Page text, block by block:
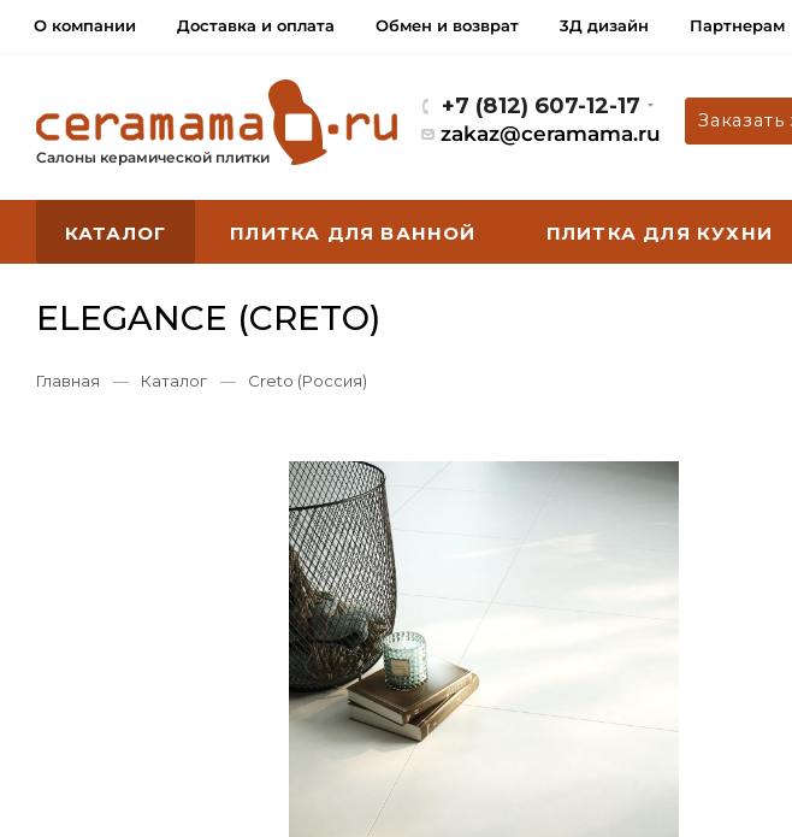
О компании Доставка и оплата Обмен и возврат 3Д дизайн Партнерам
Салоны керамической плитки
+7 (812) 607-12-17
zakaz@ceramama.ru
КАТАЛОГ ПЛИТКА ДЛЯ ВАННОЙ ПЛИТКА ДЛЯ КУХНИ
ELEGANCE (CRETO)
Главная — Каталог — Creto (Россия)